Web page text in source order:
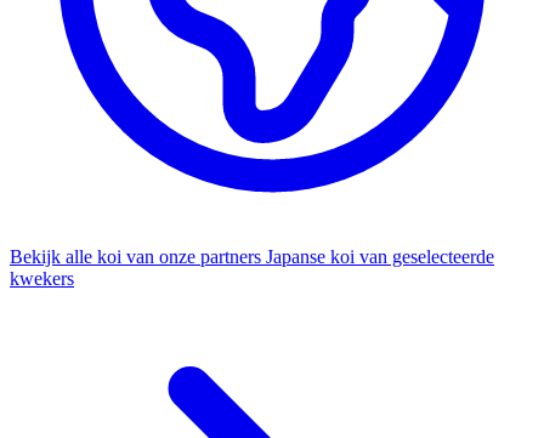
Bekijk alle koi van onze partners Japanse koi van geselecteerde
kwekers